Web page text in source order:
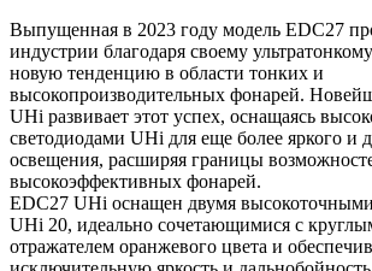
Выпущенная в 2023 году модель EDC27
индустрии благодаря своему
новую тенденцию в области тонких и
высокопроизводительных фонарей.
UHi развивает этот успех, оснащаясь
светодиодами UHi для еще более яркого и
освещения, расширяя границы
высокоэффективных фонарей.
EDC27 UHi оснащен двумя
UHi 20, идеально сочетающимися с
отражателем оранжевого цвета и